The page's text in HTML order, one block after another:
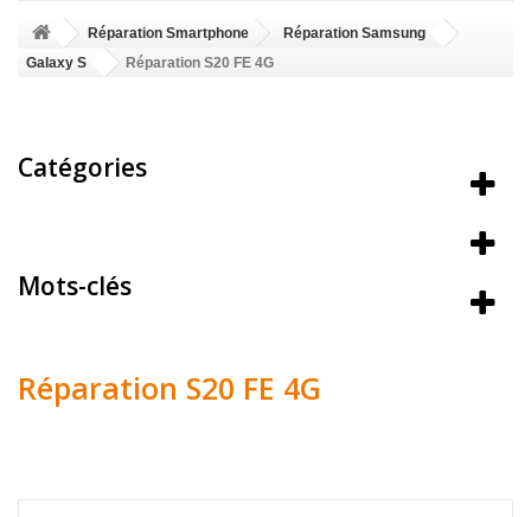
Réparation Smartphone
Réparation Samsung
Galaxy S
Réparation S20 FE 4G
Catégories
Mots-clés
Réparation S20 FE 4G